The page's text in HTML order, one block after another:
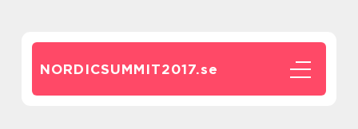
NORDICSUMMIT2017.se